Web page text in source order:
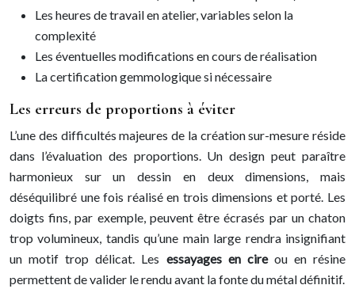
Les heures de travail en atelier, variables selon la
complexité
Les éventuelles modifications en cours de réalisation
La certification gemmologique si nécessaire
Les erreurs de proportions à éviter
L’une des difficultés majeures de la création sur-mesure réside
dans l’évaluation des proportions. Un design peut paraître
harmonieux sur un dessin en deux dimensions, mais
déséquilibré une fois réalisé en trois dimensions et porté. Les
doigts fins, par exemple, peuvent être écrasés par un chaton
trop volumineux, tandis qu’une main large rendra insignifiant
un motif trop délicat. Les essayages en cireou en résine
permettent de valider le rendu avant la fonte du métal définitif.